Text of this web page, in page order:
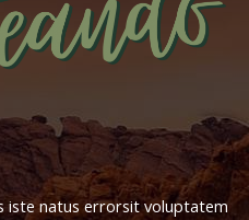
iste natus errorsit voluptatem